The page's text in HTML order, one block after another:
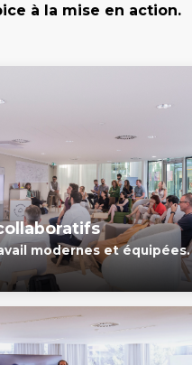
à la mise en action.
modernes et équipées.